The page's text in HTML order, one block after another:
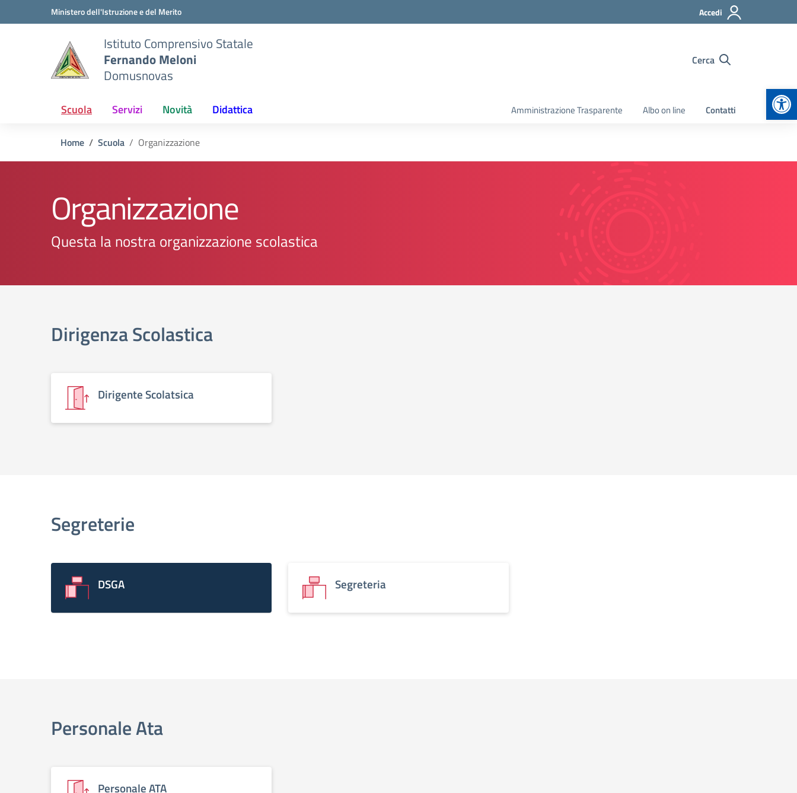
Vai ai contenuti
Vai al menu di navigazioneMinistero dell'Istruzione e del Merito Accedi
Istituto Comprensivo Statale
Fernando Meloni
Domusnovas
Cerca
Scuola Servizi Novità Didattica Amministrazione Trasparente Albo on line Contatti
Home Scuola Organizzazione
Organizzazione
Questa la nostra organizzazione scolastica
elenco degli organi
Dirigenza Scolastica
Dirigente Scolatsica
Segreterie
DSGA Segreteria
Personale Ata
Personale ATA